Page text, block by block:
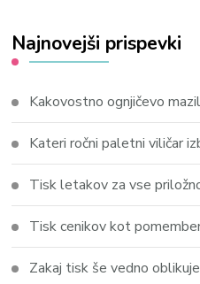
Najnovejši prispevki
Kakovostno ognjičevo
Kateri ročni paletni viličar
Tisk letakov za vse
Tisk cenikov kot
Zakaj tisk še vedno